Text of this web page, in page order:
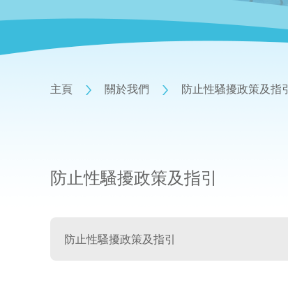
主頁 關於我們 防止性騷擾政策及指引
防止性騷擾政策及指引
防止性騷擾政策及指引